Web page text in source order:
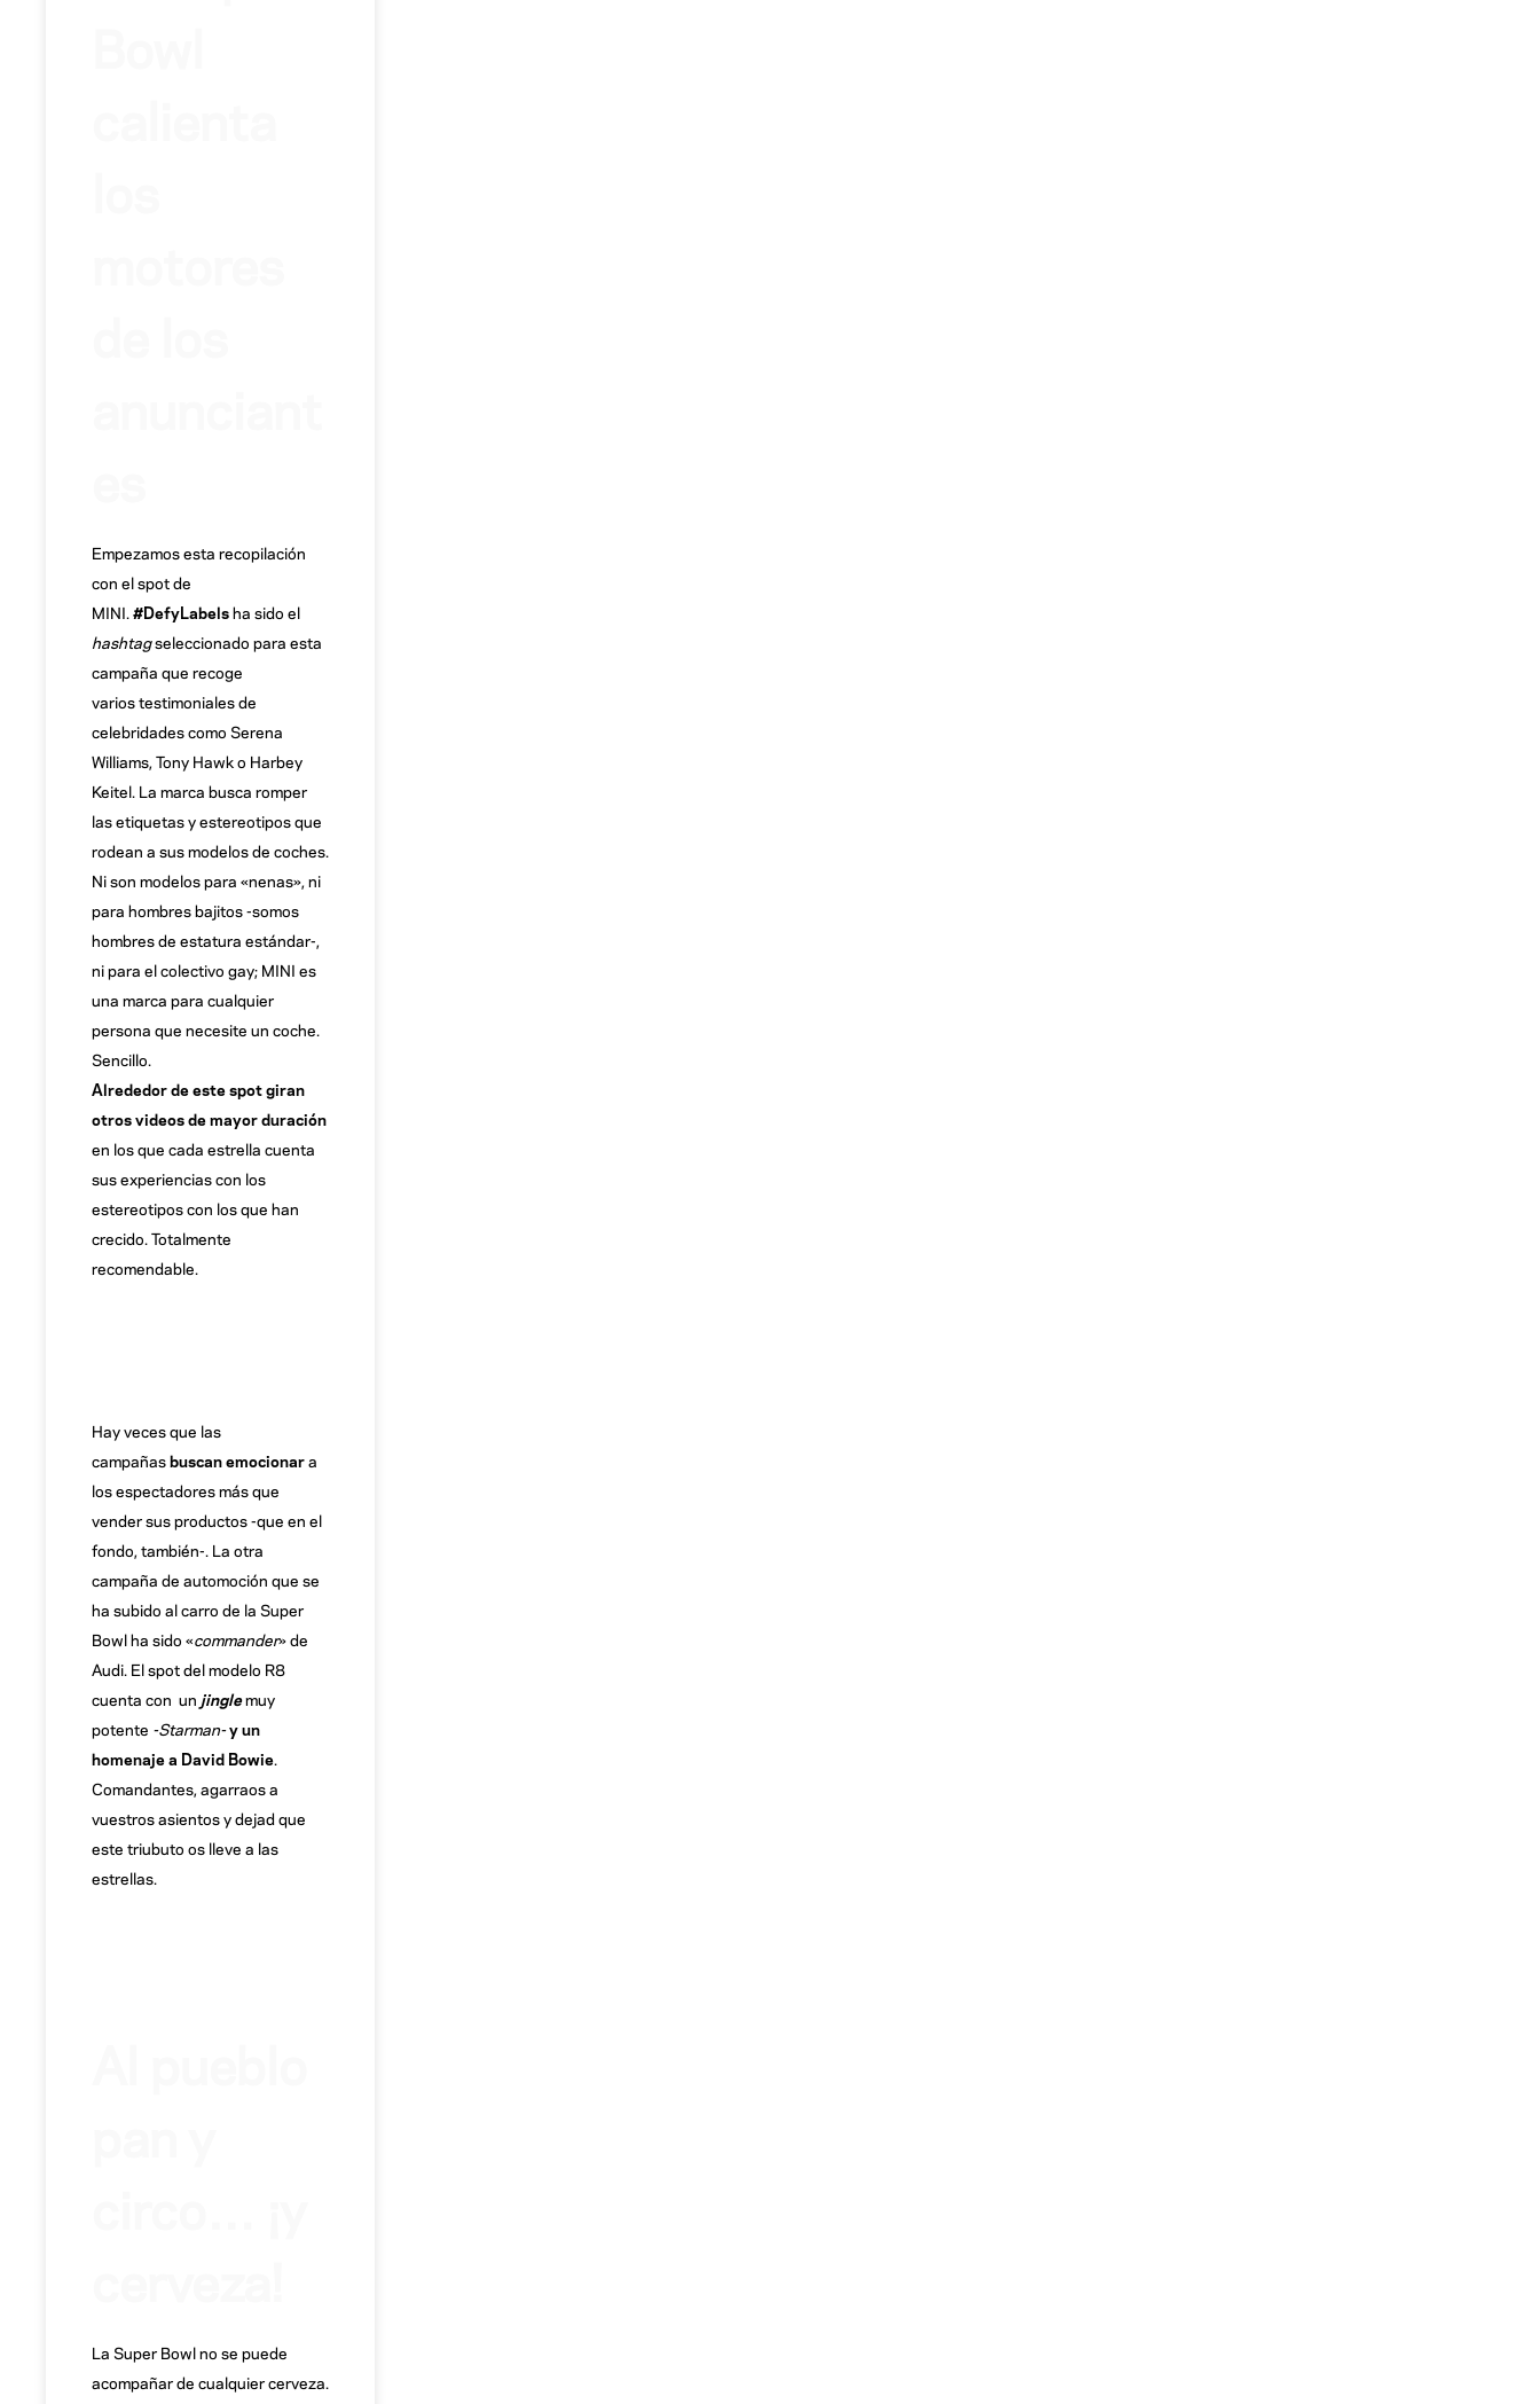
Empezamos esta recopilación
con el spot de
MINI. #DefyLabelsha sido el
hashtagseleccionado para esta
campaña que recoge
varios testimoniales de
celebridades como Serena
Williams, Tony Hawk o Harbey
Keitel. La marca busca romper
las etiquetas y estereotipos que
rodean a sus modelos de coches.
Ni son modelos para «nenas», ni
para hombres bajitos -somos
hombres de estatura estándar-,
ni para el colectivo gay; MINI es
una marca para cualquier
persona que necesite un coche.
Sencillo.
Alrededor de este spot giran
otros videos de mayor duración
en los que cada estrella cuenta
sus experiencias con los
estereotipos con los que han
crecido. Totalmente
recomendable.
Hay veces que las
campañasbuscan emocionara
los espectadores más que
vender sus productos -que en el
fondo, también-. La otra
campaña de automoción que se
ha subido al carro de la Super
Bowl ha sido «commander» de
Audi. El spot del modelo R8
cuenta con un jinglemuy
potente -Starman-y un
homenaje a David Bowie.
Comandantes, agarraos a
vuestros asientos y dejad que
este triubuto os lleve a las
estrellas.
La Super Bowl no se puede
acompañar de cualquier cerveza.